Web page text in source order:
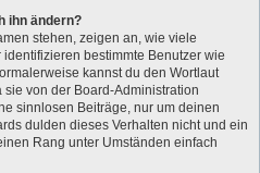
ihn ändern?
stehen, zeigen an, wie viele
bestimmte Benutzer wie
kannst du den Wortlaut
von der Board-Administration
sinnlosen Beiträge, nur um deinen
dulden dieses Verhalten nicht und ein
Rang unter Umständen einfach